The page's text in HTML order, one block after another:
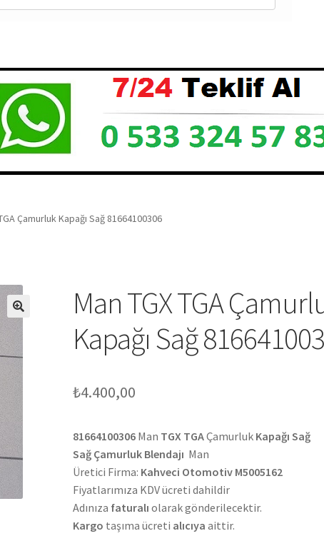
Çamurluk Kapağı Sağ 81664100306
Man TGX TGA
Kapağı Sağ
₺4.400,00
81664100306 Man TGX TGAÇamurluk Kapağı Sağ
Sağ Çamurluk Blendajı Man
Üretici Firma: Kahveci Otomotiv M5005162
Fiyatlarımıza KDV ücreti dahildir
Adınıza faturalı olarak gönderilecektir.
Kargo taşıma ücreti alıcıya aittir.